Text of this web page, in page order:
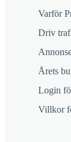
Varför
Driv
Årets
Login
Villkor